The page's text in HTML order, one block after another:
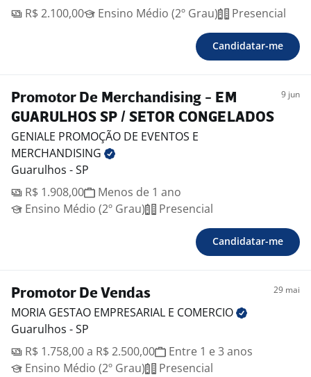
R$ 2.100,00
Ensino Médio (2º Grau) Presencial
Candidatar-me
Promotor De Merchandising - EM
GUARULHOS SP / SETOR CONGELADOS
9 jun
GENIALE PROMOÇÃO DE EVENTOS E
MERCHANDISING
Guarulhos - SP
R$ 1.908,00
Menos de 1 ano
Ensino Médio (2º Grau)
Presencial
Candidatar-me
Promotor De Vendas 29 mai
MORIA GESTAO EMPRESARIAL E COMERCIO
Guarulhos - SP
R$ 1.758,00 a R$ 2.500,00
Entre 1 e 3 anos
Ensino Médio (2º Grau)
Presencial